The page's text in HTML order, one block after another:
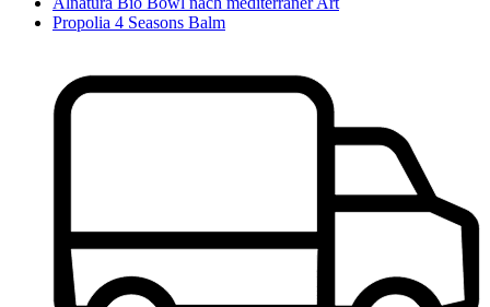
Propolia 4 Seasons Balm